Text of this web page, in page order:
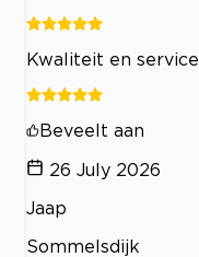
Kwaliteit en service
Beveelt aan
26 July 2026
Jaap
Sommelsdijk